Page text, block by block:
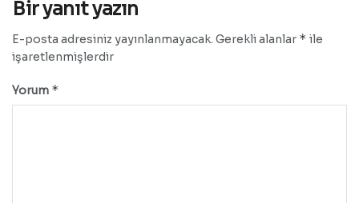
Bir yanıt yazın
E-posta adresiniz yayınlanmayacak. Gerekli alanlar * ile
işaretlenmişlerdir
Yorum *